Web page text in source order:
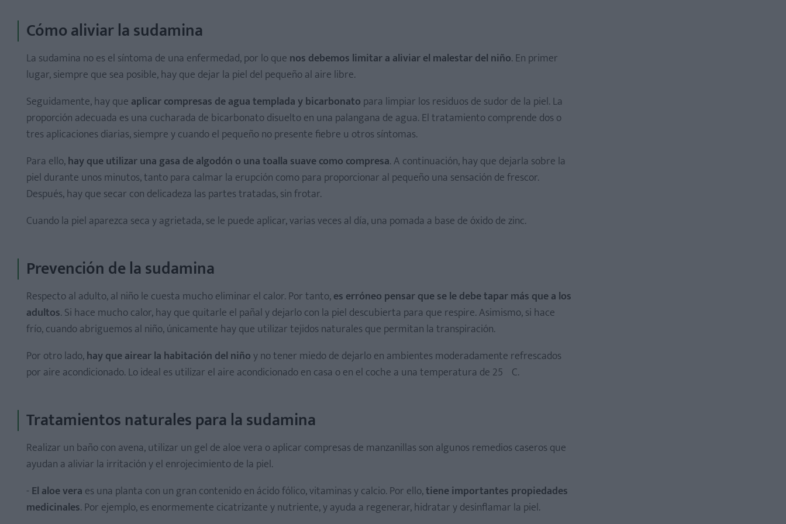
Cómo aliviar la sudamina
La sudamina no es el síntoma de una enfermedad, por lo que nos debemos limitar a aliviar el malestar del niño. En primer
lugar, siempre que sea posible, hay que dejar la piel del pequeño al aire libre.
Seguidamente, hay que aplicar compresas de agua templada y bicarbonato para limpiar los residuos de sudor de la piel. La
proporción adecuada es una cucharada de bicarbonato disuelto en una palangana de agua. El tratamiento comprende dos o
tres aplicaciones diarias, siempre y cuando el pequeño no presente fiebre u otros síntomas.
Para ello,hay que utilizar una gasa de algodón o una toalla suave como compresa. A continuación, hay que dejarla sobre la
piel durante unos minutos, tanto para calmar la erupción como para proporcionar al pequeño una sensación de frescor.
Después, hay que secar con delicadeza las partes tratadas, sin frotar.
Cuando la piel aparezca seca y agrietada, se le puede aplicar, varias veces al día, una pomada a base de óxido de zinc.
Prevención de la sudamina
Respecto al adulto, al niño le cuesta mucho eliminar el calor. Por tanto,es erróneo pensar que se le debe tapar más que a los
adultos. Si hace mucho calor, hay que quitarle el pañal y dejarlo con la piel descubierta para que respire. Asimismo, si hace
frío, cuando abriguemos al niño, únicamente hay que utilizar tejidos naturales que permitan la transpiración.
Por otro lado,hay que airear la habitación del niñoy no tener miedo de dejarlo en ambientes moderadamente refrescados
por aire acondicionado. Lo ideal es utilizar el aire acondicionado en casa o en el coche a una temperatura de 25ºC.
Tratamientos naturales para la sudamina
Realizar un baño con avena, utilizar un gel de aloe vera o aplicar compresas de manzanillas son algunos remedios caseros que
ayudan a aliviar la irritación y el enrojecimiento de la piel.
- El aloe vera es una planta con un gran contenido en ácido fólico, vitaminas y calcio. Por ello,tiene importantes propiedades
medicinales. Por ejemplo, es enormemente cicatrizante y nutriente, y ayuda a regenerar, hidratar y desinflamar la piel.